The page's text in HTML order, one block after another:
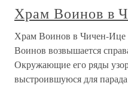
Храм Воинов в
Храм Воинов в Чичен-Ице
Воинов возвышается
Окружающие его ряды
выстроившуюся для